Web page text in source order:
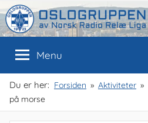
Skip
to
content
Oslogruppen
av
NRRL
Oslo
Menu
Du er her: Forsiden Aktiviteter
på morse